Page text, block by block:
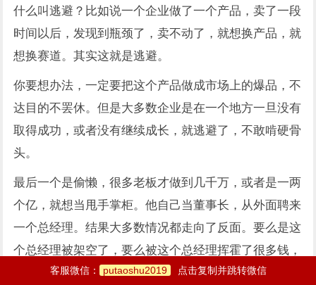
什么叫逃避？比如说一个企业做了一个产品，卖了一段
时间以后，发现到瓶颈了，卖不动了，就想换产品，就
想换赛道。其实这就是逃避。
你要想办法，一定要把这个产品做成市场上的爆品，不
达目的不罢休。但是大多数企业是在一个地方一旦没有
取得成功，或者没有继续成长，就逃避了，不敢啃硬骨
头。
最后一个是偷懒，很多老板才做到几千万，或者是一两
个亿，就想当甩手掌柜。他自己当董事长，从外面聘来
一个总经理。结果大多数情况都走向了反面。要么是这
个总经理被架空了，要么被这个总经理挥霍了很多钱，
或者是被这个总经理把很多客户给拉走了。
客服微信： putaoshu2019 点击复制并跳转微信